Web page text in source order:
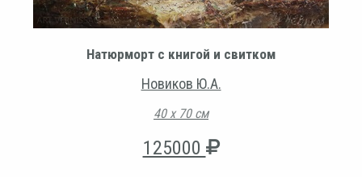
Натюрморт с книгой и свитком
Новиков Ю.А.
40 х 70 см
125000